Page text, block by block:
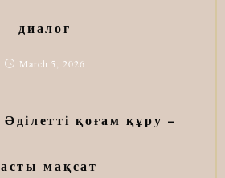
диалог
March 5, 2026
қоғам құру –
мақсат